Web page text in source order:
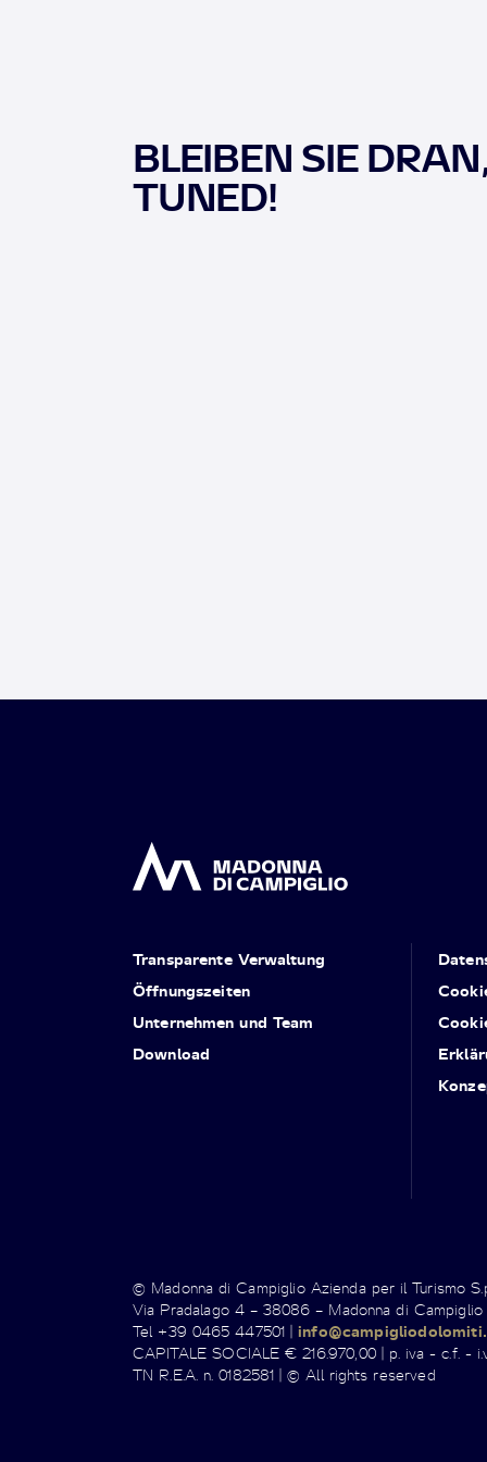
BLEIBEN SIE
TUNED!
Transparente Verwaltung
Öffnungszeiten
Unternehmen und Team
Download
© Madonna di Campiglio Azienda per il Turismo
Via Pradalago 4 – 38086 – Madonna di Campiglio
Tel +39 0465 447501 |
CAPITALE SOCIALE € 216.970,00 | p. iva - c.f. -
TN R.E.A. n. 0182581 | © All rights reserved